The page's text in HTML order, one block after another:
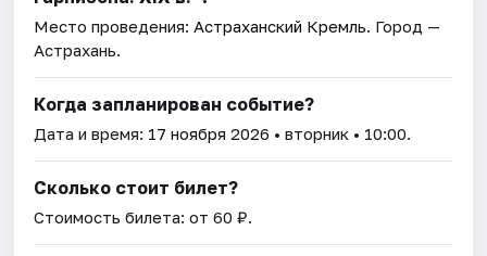
Место проведения:Астраханский Кремль. Город —
Астрахань.
Когда запланирован событие?
Дата и время: 17 ноября 2026 • вторник • 10:00.
Сколько стоит билет?
Стоимость билета: от 60 ₽.